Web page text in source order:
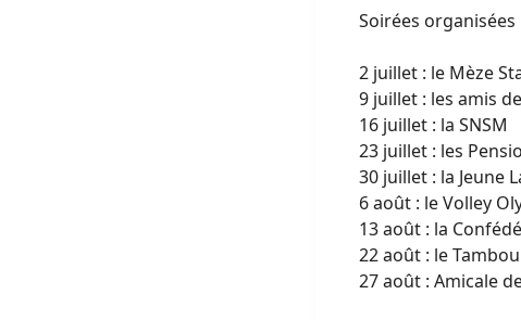
Soirées
2 juillet : le Mèze
9 juillet : les amis
16 juillet : la SNSM
23 juillet : les
30 juillet : la Jeune
6 août : le Volley
13 août : la
22 août : le
27 août : Amicale